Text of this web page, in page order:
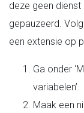
deze geen
gepauzeerd.
een extensie op
Ga onder
variabelen’.
Maak een